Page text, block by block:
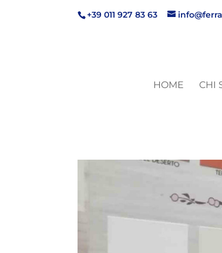
+39 011 927 83 63
HOME CHI